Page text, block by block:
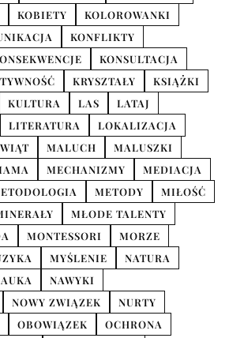
KOBIETY
KOLOROWANKI
KONFLIKTY
KONSULTACJA
KRYSZTAŁY
KSIĄŻKI
KULTURA LAS
LATAJ
LITERATURA
LOKALIZACJA
MALUCH
MALUSZKI
MECHANIZMY
MEDIACJA
METODY
MIŁOŚĆ
MŁODE TALENTY
MONTESSORI
MORZE
MYŚLENIE
NATURA
NAWYKI
NOWY ZWIĄZEK
NURTY
OBOWIĄZEK
OCHRONA